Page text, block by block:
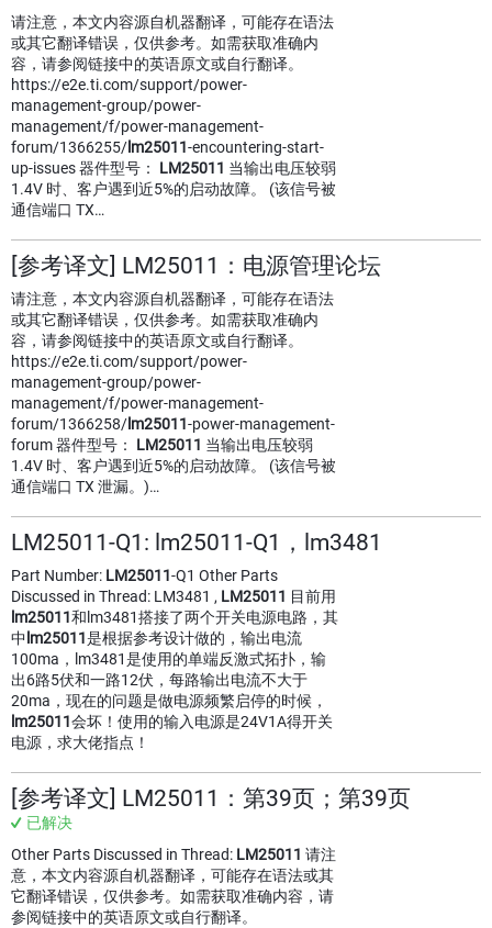
请注意，本文内容源自机器翻译，可能存在语法
或其它翻译错误，仅供参考。如需获取准确内
容，请参阅链接中的英语原文或自行翻译。
https://e2e.ti.com/support/power-
management-group/power-
management/f/power-management-
forum/1366255/ lm25011-encountering-start-
up-issues 器件型号： LM25011 当输出电压较弱
1.4V 时、客户遇到近5%的启动故障。 (该信号被
通信端口 TX…
[参考译文] LM25011：电源管理论坛
请注意，本文内容源自机器翻译，可能存在语法
或其它翻译错误，仅供参考。如需获取准确内
容，请参阅链接中的英语原文或自行翻译。
https://e2e.ti.com/support/power-
management-group/power-
management/f/power-management-
forum/1366258/ lm25011-power-management-
forum 器件型号： LM25011 当输出电压较弱
1.4V 时、客户遇到近5%的启动故障。 (该信号被
通信端口 TX 泄漏。)…
LM25011-Q1: lm25011-Q1，lm3481
Part Number: LM25011-Q1 Other Parts
Discussed in Thread: LM3481 , LM25011 目前用
lm25011和lm3481搭接了两个开关电源电路，其
中 lm25011是根据参考设计做的，输出电流
100ma，lm3481是使用的单端反激式拓扑，输
出6路5伏和一路12伏，每路输出电流不大于
20ma，现在的问题是做电源频繁启停的时候，
lm25011会坏！使用的输入电源是24V1A得开关
电源，求大佬指点！
[参考译文] LM25011：第39页；第39页
已解决
Other Parts Discussed in Thread: LM25011 请注
意，本文内容源自机器翻译，可能存在语法或其
它翻译错误，仅供参考。如需获取准确内容，请
参阅链接中的英语原文或自行翻译。